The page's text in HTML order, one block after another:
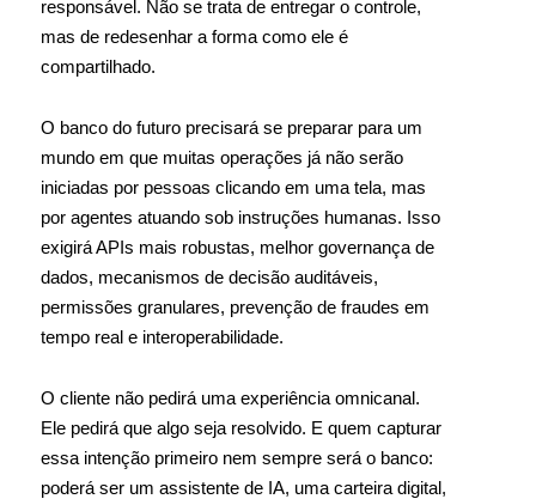
responsável. Não se trata de entregar o controle,
mas de redesenhar a forma como ele é
compartilhado.
O banco do futuro precisará se preparar para um
mundo em que muitas operações já não serão
iniciadas por pessoas clicando em uma tela, mas
por agentes atuando sob instruções humanas. Isso
exigirá APIs mais robustas, melhor governança de
dados, mecanismos de decisão auditáveis,
permissões granulares, prevenção de fraudes em
tempo real e interoperabilidade.
O cliente não pedirá uma experiência omnicanal.
Ele pedirá que algo seja resolvido. E quem capturar
essa intenção primeiro nem sempre será o banco:
poderá ser um assistente de IA, uma carteira digital,